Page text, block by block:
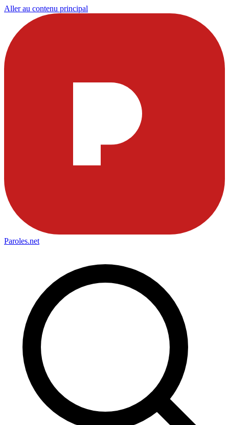
Aller au contenu principal
Paroles.net